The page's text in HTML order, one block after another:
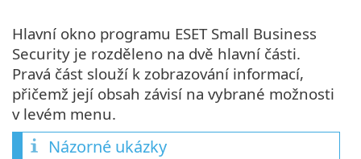
Hlavní okno programu ESET Small Business
Security je rozděleno na dvě hlavní části.
Pravá část slouží k zobrazování informací,
přičemž její obsah závisí na vybrané možnosti
v levém menu.
Názorné ukázky